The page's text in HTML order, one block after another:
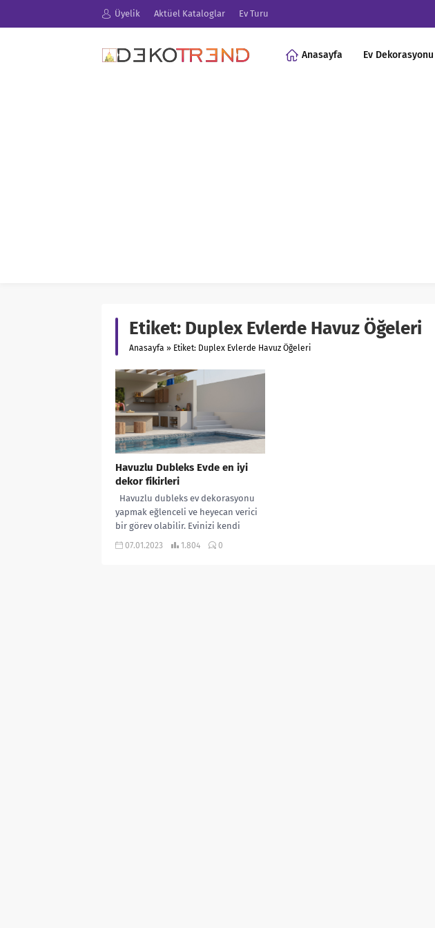
Üyelik Aktüel Kataloglar Ev Turu
Anasayfa Ev Dekorasyonu
Etiket: Duplex Evlerde Havuz Öğeleri
Anasayfa » Etiket: Duplex Evlerde Havuz Öğeleri
Havuzlu Dubleks Evde en iyi
dekor fikirleri
Havuzlu dubleks ev dekorasyonu
yapmak eğlenceli ve heyecan verici
bir görev olabilir. Evinizi kendi
kişisel tarzınız ve zevkinizle
07.01.2023 1.804 0